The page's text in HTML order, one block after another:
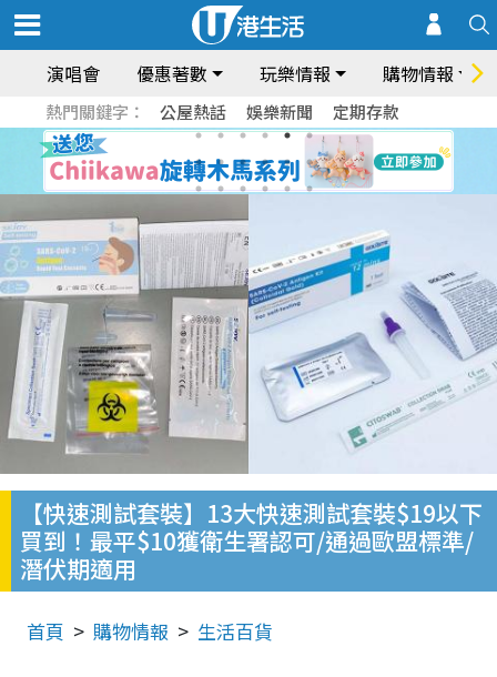
演唱會 優惠著數 玩樂情報 購物情報
熱門關鍵字： 公屋熱話 娛樂新聞 定期存款
【快速測試套裝】13大快速測試套裝$19以下
買到！最平$10獲衛生署認可/通過歐盟標準/
潛伏期適用
首頁 購物情報 生活百貨